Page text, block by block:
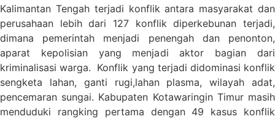
Kalimantan Tengah terjadi konflik antara masyarakat dan
perusahaan lebih dari 127 konflik diperkebunan terjadi,
dimana pemerintah menjadi penengah dan penonton,
aparat kepolisian yang menjadi aktor bagian dari
kriminalisasi warga. Konflik yang terjadi didominasi konflik
sengketa lahan, ganti rugi,lahan plasma, wilayah adat,
pencemaran sungai. Kabupaten Kotawaringin Timur masih
menduduki rangking pertama dengan 49 kasus konflik